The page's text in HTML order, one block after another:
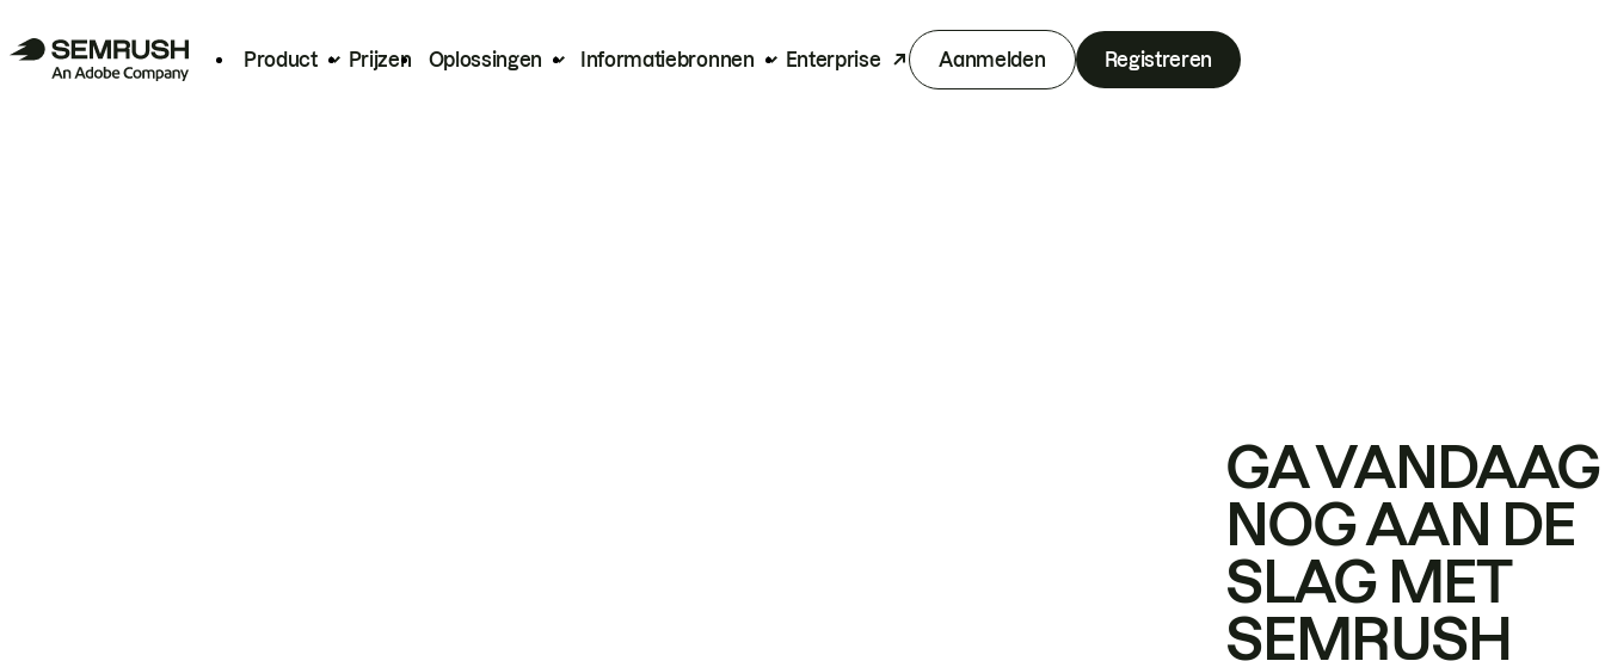
Product Prijzen Oplossingen Informatiebronnen Enterprise Aanmelden Registreren
GA VANDAAG
NOG AAN DE
SLAG MET
SEMRUSH